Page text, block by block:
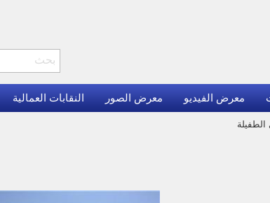
معرض الفيديو معرض الصور النقابات العمالية